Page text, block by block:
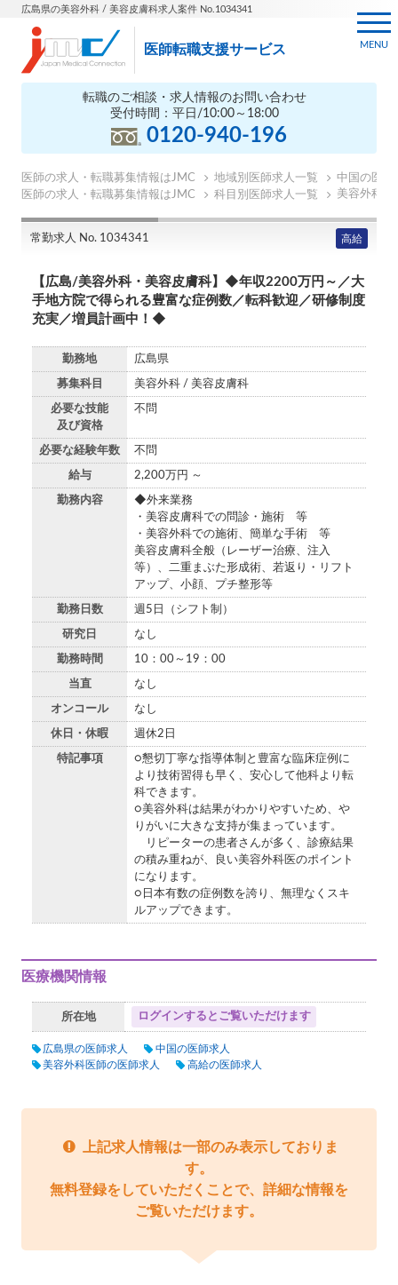
広島県の美容外科 / 美容皮膚科求人案件 No.1034341
医師転職支援サービス
転職のご相談・求人情報のお問い合わせ
受付時間：平日/10:00～18:00
0120-940-196
MENU
医師の求人・転職募集情報はJMC 地域別医師求人一覧
中国の医師
医師の求人・転職募集情報はJMC
科目別医師求人一覧 美容外科医
常勤求人 No. 1034341 高給
【広島/美容外科・美容皮膚科】◆年収2200万円～／大
手地方院で得られる豊富な症例数／転科歓迎／研修制度
充実／増員計画中！◆
勤務地 広島県
募集科目 美容外科 / 美容皮膚科
必要な技能
及び資格
不問
必要な経験年数 不問
給与 2,200万円 ～
勤務内容
◆外来業務
・美容皮膚科での問診・施術 等
・美容外科での施術、簡単な手術 等
美容皮膚科全般（レーザー治療、注入
等）、二重まぶた形成術、若返り・リフト
アップ、小顔、プチ整形等
勤務日数 週5日（シフト制）
研究日 なし
勤務時間 10：00～19：00
当直 なし
オンコール なし
休日・休暇 週休2日
特記事項
○懇切丁寧な指導体制と豊富な臨床症例に
より技術習得も早く、安心して他科より転
科できます。
○美容外科は結果がわかりやすいため、や
りがいに大きな支持が集まっています。
リピーターの患者さんが多く、診療結果
の積み重ねが、良い美容外科医のポイント
になります。
○日本有数の症例数を誇り、無理なくスキ
ルアップできます。
医療機関情報
所在地 ログインするとご覧いただけます
広島県の医師求人
中国の医師求人
美容外科医師の医師求人
高給の医師求人
上記求人情報は一部のみ表示しておりま
す。
無料登録をしていただくことで、詳細な情報を
ご覧いただけます。